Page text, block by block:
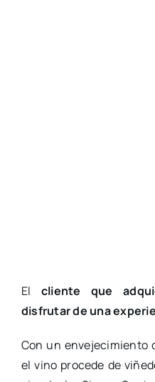
El cliente que
disfrutar de una
Con un envejecimiento
el vino procede de